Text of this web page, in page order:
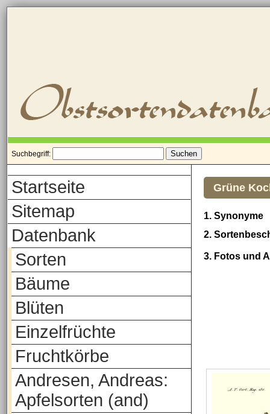
Suchbegriff:
Startseite
Sitemap
Datenbank
Sorten
Bäume
Blüten
Einzelfrüchte
Fruchtkörbe
Andresen, Andreas:
Apfelsorten (and)
Grüne
1. Synonyme
2.
3. Fotos und